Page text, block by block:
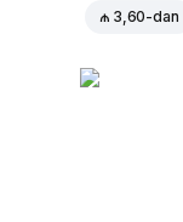
₼ 3,60-dan